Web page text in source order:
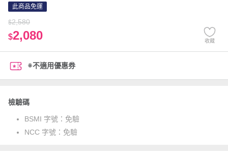
此商品免運
$2,580
$2,080 收藏
※不適用優惠券
檢驗碼
BSMI 字號： 免驗
NCC 字號： 免驗